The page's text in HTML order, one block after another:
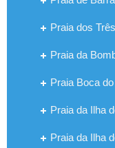
Praia dos
Praia da
Praia Boca
Praia da Ilha
Praia da Ilha